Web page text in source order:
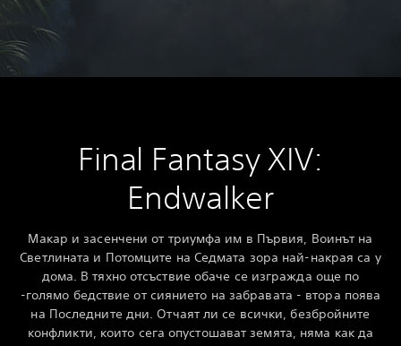
Final Fantasy XIV:
Endwalker
Макар и засенчени от триумфа им в Първия, Воинът на
Светлината и Потомците на Седмата зора най-накрая са у
дома. В тяхно отсъствие обаче се изгражда още по
-голямо бедствие от сиянието на забравата - втора поява
на Последните дни. Отчаят ли се всички, безбройните
конфликти, които сега опустошават земята, няма как да